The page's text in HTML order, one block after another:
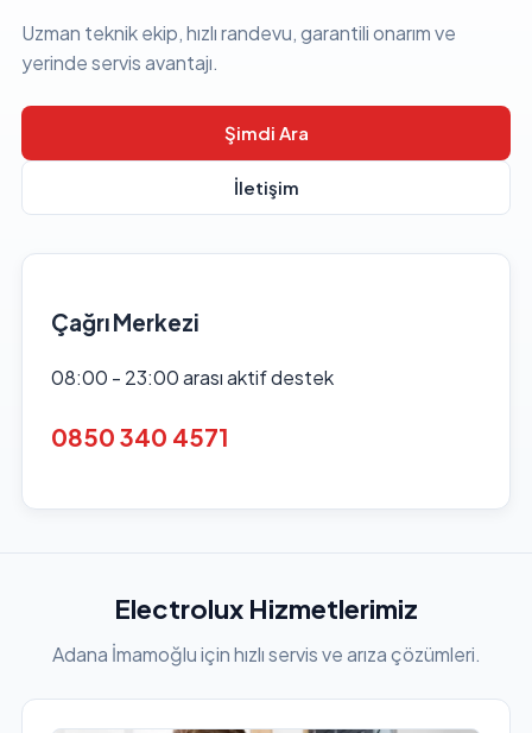
Uzman teknik ekip, hızlı randevu, garantili onarım ve
yerinde servis avantajı.
Şimdi Ara
İletişim
Çağrı Merkezi
08:00 - 23:00 arası aktif destek
0850 340 4571
Electrolux Hizmetlerimiz
Adana İmamoğlu için hızlı servis ve arıza çözümleri.